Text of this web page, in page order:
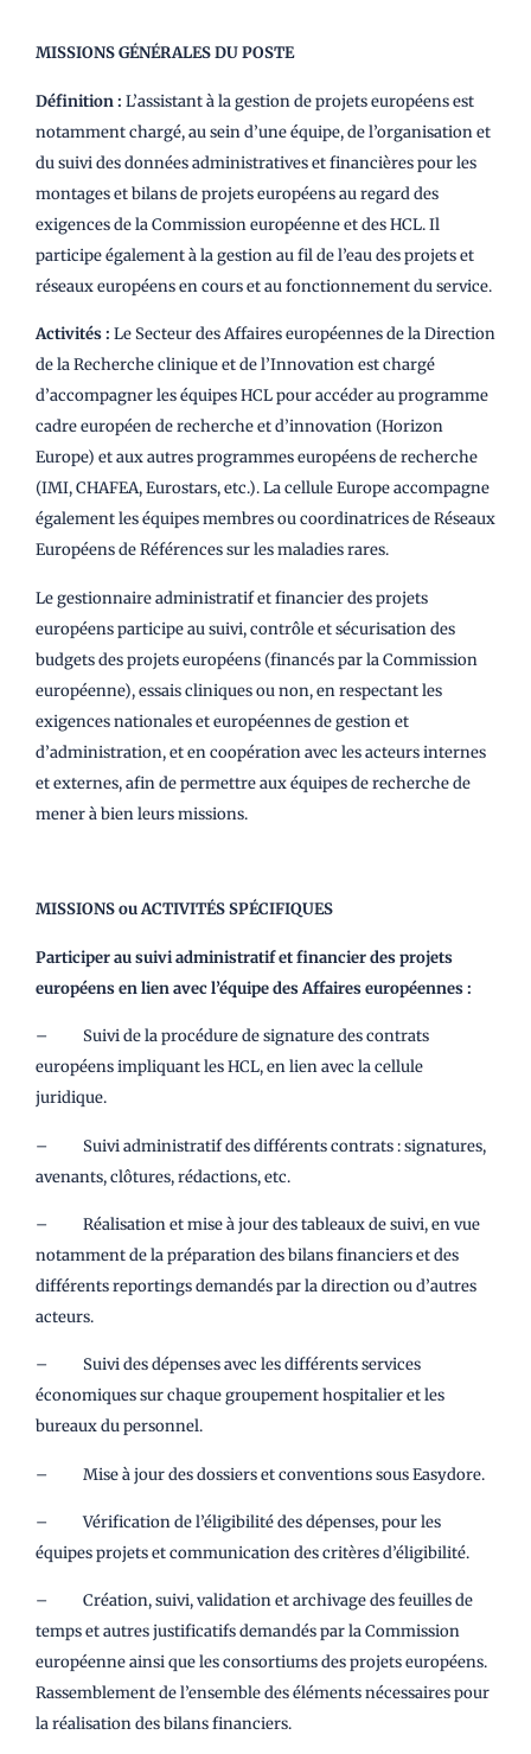
MISSIONS GÉNÉRALES DU POSTE
Définition : L’assistant à la gestion de projets européens est
notamment chargé, au sein d’une équipe, de l’organisation et
du suivi des données administratives et financières pour les
montages et bilans de projets européens au regard des
exigences de la Commission européenne et des HCL. Il
participe également à la gestion au fil de l’eau des projets et
réseaux européens en cours et au fonctionnement du service.
Activités : Le Secteur des Affaires européennes de la Direction
de la Recherche clinique et de l’Innovation est chargé
d’accompagner les équipes HCL pour accéder au programme
cadre européen de recherche et d’innovation (Horizon
Europe) et aux autres programmes européens de recherche
(IMI, CHAFEA, Eurostars, etc.). La cellule Europe accompagne
également les équipes membres ou coordinatrices de Réseaux
Européens de Références sur les maladies rares.
Le gestionnaire administratif et financier des projets
européens participe au suivi, contrôle et sécurisation des
budgets des projets européens (financés par la Commission
européenne), essais cliniques ou non, en respectant les
exigences nationales et européennes de gestion et
d’administration, et en coopération avec les acteurs internes
et externes, afin de permettre aux équipes de recherche de
mener à bien leurs missions.
MISSIONS ou ACTIVITÉS SPÉCIFIQUES
Participer au suivi administratif et financier des projets
européens en lien avec l’équipe des Affaires européennes :
– Suivi de la procédure de signature des contrats
européens impliquant les HCL, en lien avec la cellule
juridique.
– Suivi administratif des différents contrats : signatures,
avenants, clôtures, rédactions, etc.
– Réalisation et mise à jour des tableaux de suivi, en vue
notamment de la préparation des bilans financiers et des
différents reportings demandés par la direction ou d’autres
acteurs.
– Suivi des dépenses avec les différents services
économiques sur chaque groupement hospitalier et les
bureaux du personnel.
– Mise à jour des dossiers et conventions sous Easydore.
– Vérification de l’éligibilité des dépenses, pour les
équipes projets et communication des critères d’éligibilité.
– Création, suivi, validation et archivage des feuilles de
temps et autres justificatifs demandés par la Commission
européenne ainsi que les consortiums des projets européens.
Rassemblement de l’ensemble des éléments nécessaires pour
la réalisation des bilans financiers.